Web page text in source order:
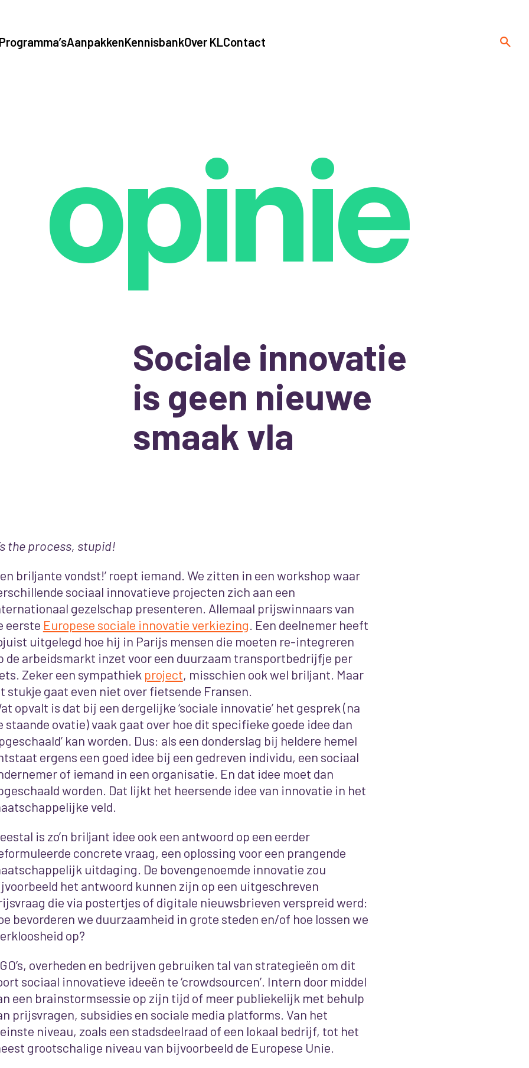
Programma’sAanpakkenKennisbankOver KLContact
opinie
Sociale innovatie
is geen nieuwe
smaak vla
the process, stupid!
briljante vondst!’ roept iemand. We zitten in een workshop waar
sociaal innovatieve projecten zich aan een
gezelschap presenteren. Allemaal prijswinnaars van
eerste Europese sociale innovatie verkiezing . Een deelnemer heeft
uitgelegd hoe hij in Parijs mensen die moeten re-integreren
de arbeidsmarkt inzet voor een duurzaam transportbedrijfje per
Zeker een sympathiek project, misschien ook wel briljant. Maar
stukje gaat even niet over fietsende Fransen.
opvalt is dat bij een dergelijke ‘sociale innovatie’ het gesprek (na
staande ovatie) vaak gaat over hoe dit specifieke goede idee dan
kan worden. Dus: als een donderslag bij heldere hemel
ergens een goed idee bij een gedreven individu, een sociaal
of iemand in een organisatie. En dat idee moet dan
worden. Dat lijkt het heersende idee van innovatie in het
veld.
is zo’n briljant idee ook een antwoord op een eerder
concrete vraag, een oplossing voor een prangende
uitdaging. De bovengenoemde innovatie zou
het antwoord kunnen zijn op een uitgeschreven
die via postertjes of digitale nieuwsbrieven verspreid werd:
bevorderen we duurzaamheid in grote steden en/of hoe lossen we
op?
overheden en bedrijven gebruiken tal van strategieën om dit
sociaal innovatieve ideeën te ‘crowdsourcen’. Intern door middel
een brainstormsessie op zijn tijd of meer publiekelijk met behulp
prijsvragen, subsidies en sociale media platforms. Van het
niveau, zoals een stadsdeelraad of een lokaal bedrijf, tot het
grootschalige niveau van bijvoorbeeld de Europese Unie.